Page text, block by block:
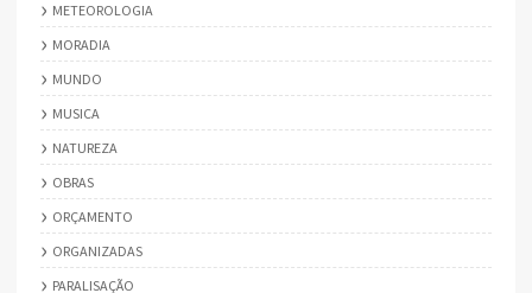
METEOROLOGIA
MORADIA
MUNDO
MUSICA
NATUREZA
OBRAS
ORÇAMENTO
ORGANIZADAS
PARALISAÇÃO